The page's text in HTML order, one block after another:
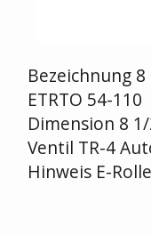
Bezeichnung 8
ETRTO 54-110
Dimension 8
Ventil TR-4
Hinweis E-